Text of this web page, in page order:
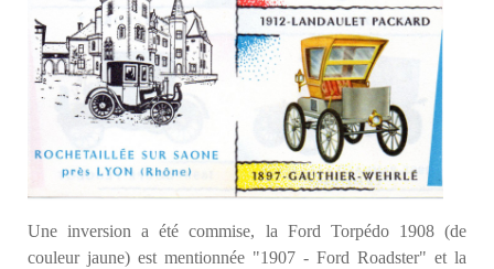
Une inversion a été commise, la Ford Torpédo 1908 (de
couleur jaune) est mentionnée "1907 - Ford Roadster" et la